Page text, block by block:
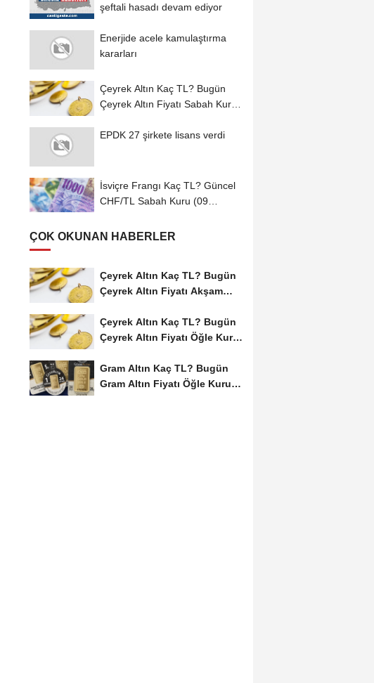
şeftali hasadı devam ediyor
Enerjide acele kamulaştırma
kararları
Çeyrek Altın Kaç TL? Bugün
Çeyrek Altın Fiyatı Sabah Kuru
EPDK 27 şirkete lisans verdi
İsviçre Frangı Kaç TL? Güncel
CHF/TL Sabah Kuru (09
ÇOK OKUNAN HABERLER
Çeyrek Altın Kaç TL? Bugün
Çeyrek Altın Fiyatı Akşam
Çeyrek Altın Kaç TL? Bugün
Çeyrek Altın Fiyatı Öğle Kuru
Gram Altın Kaç TL? Bugün
Gram Altın Fiyatı Öğle Kuru